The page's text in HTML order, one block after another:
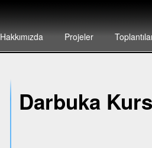
Hakkımızda Projeler
Darbuka